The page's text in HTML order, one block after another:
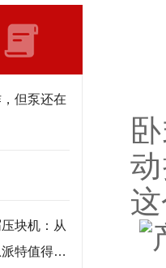
但泵还在
块机：从
特值得优